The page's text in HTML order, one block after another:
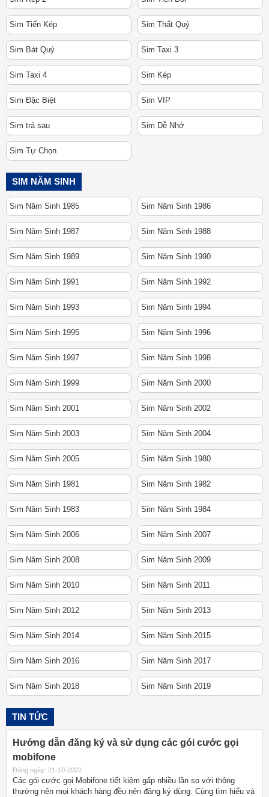
Sim Tiến Kép Sim Thất Quý
Sim Bát Quý Sim Taxi 3
Sim Taxi 4 Sim Kép
Sim Đặc Biệt Sim VIP
Sim trả sau Sim Dễ Nhớ
Sim Tự Chọn
SIM NĂM SINH
Sim Năm Sinh 1985 Sim Năm Sinh 1986
Sim Năm Sinh 1987 Sim Năm Sinh 1988
Sim Năm Sinh 1989 Sim Năm Sinh 1990
Sim Năm Sinh 1991 Sim Năm Sinh 1992
Sim Năm Sinh 1993 Sim Năm Sinh 1994
Sim Năm Sinh 1995 Sim Năm Sinh 1996
Sim Năm Sinh 1997 Sim Năm Sinh 1998
Sim Năm Sinh 1999 Sim Năm Sinh 2000
Sim Năm Sinh 2001 Sim Năm Sinh 2002
Sim Năm Sinh 2003 Sim Năm Sinh 2004
Sim Năm Sinh 2005 Sim Năm Sinh 1980
Sim Năm Sinh 1981 Sim Năm Sinh 1982
Sim Năm Sinh 1983 Sim Năm Sinh 1984
Sim Năm Sinh 2006 Sim Năm Sinh 2007
Sim Năm Sinh 2008 Sim Năm Sinh 2009
Sim Năm Sinh 2010 Sim Năm Sinh 2011
Sim Năm Sinh 2012 Sim Năm Sinh 2013
Sim Năm Sinh 2014 Sim Năm Sinh 2015
Sim Năm Sinh 2016 Sim Năm Sinh 2017
Sim Năm Sinh 2018 Sim Năm Sinh 2019
TIN TỨC
Hướng dẫn đăng ký và sử dụng các gói cước gọi
mobifone
Đăng ngày: 21-10-2022
Các gói cước gọi Mobifone tiết kiệm gấp nhiều lần so với thông
thường nên mọi khách hàng đều nên đăng ký dùng. Cùng tìm hiểu và